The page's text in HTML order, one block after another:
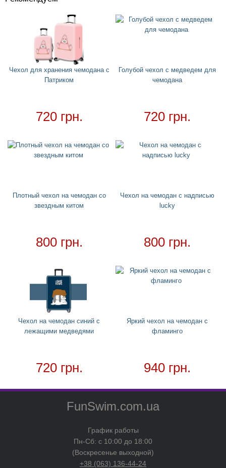
Костюмы
Головные уборы
Водный спорт
Круги
+
Матрасы
+
Пледы
Купальники
Надувные подстаканники
Аксессуары
+
Cмешные очки
Надувные мячи
Чехлы для чемоданов
Для дома
+
Товар в наличии - доставка за 1-2 дня
Чехол для хранения чемодана с
Патриком
720 грн.
Голубой чехол с медведем для
чемодана
720 грн.
Плотный чехол на чемодан со
звездным китом
800 грн.
Чехол на чемодан с надписью
lucky
800 грн.
Чехол на чемодан синий с
лежащими медведями
720 грн.
Яркий чехол на чемодан с
фламинго
940 грн.
FunSwim.com.ua
График работы
Пн-Сб: с 10:00 до 18:00
(Воскресенье выходной)
+38 (063) 136-44-24